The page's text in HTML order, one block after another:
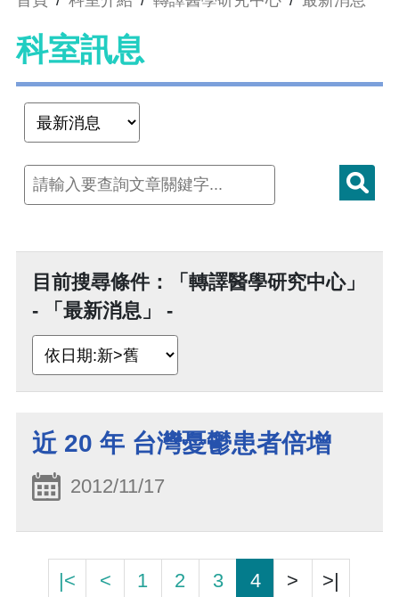
科室訊息
目前搜尋條件：「轉譯醫學研究中心」
- 「最新消息」 -
近 20 年 台灣憂鬱患者倍增
2012/11/17
|< < 1 2 3 4 > >|